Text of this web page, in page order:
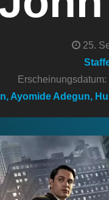
25.
Ayomide Adegun,